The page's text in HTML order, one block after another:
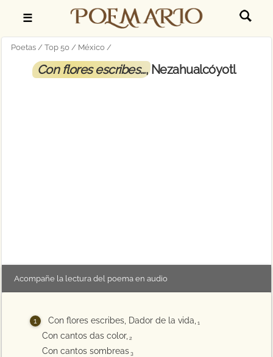
☰
Poetas Top 50 México
Con flores escribes…, Nezahualcóyotl
Acompañe la lectura del poema en audio
Con flores escribes, Dador de la vida, 1
Con cantos das color, 2
Con cantos sombreas 3